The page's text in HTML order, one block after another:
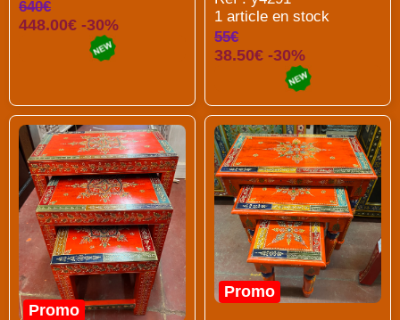
640€
448.00€ -30%
1 article en stock
55€
38.50€ -30%
Promo
Promo